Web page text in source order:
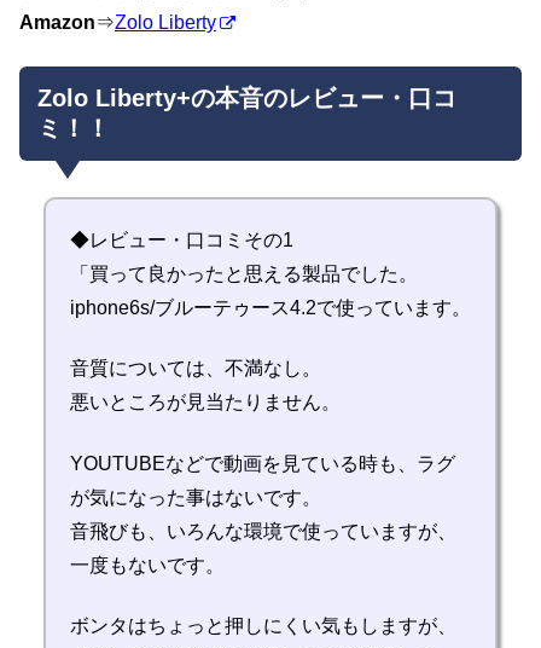
Amazon⇒Zolo Liberty
Zolo Liberty+の本音のレビュー・口コ
ミ！！
◆レビュー・口コミその1
「買って良かったと思える製品でした。
iphone6s/ブルーテゥース4.2で使っています。
音質については、不満なし。
悪いところが見当たりません。
YOUTUBEなどで動画を見ている時も、ラグ
が気になった事はないです。
音飛びも、いろんな環境で使っていますが、
一度もないです。
ボンタはちょっと押しにくい気もしますが、